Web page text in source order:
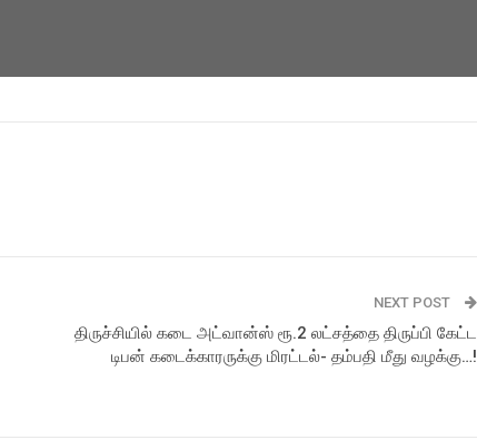
NEXT POST
திருச்சியில் கடை அட்வான்ஸ் ரூ.2 லட்சத்தை திருப்பி கேட்ட
டிபன் கடைக்காரருக்கு மிரட்டல்- தம்பதி மீது வழக்கு…!